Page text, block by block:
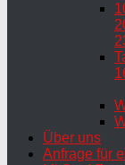
Über uns
Anfrage für